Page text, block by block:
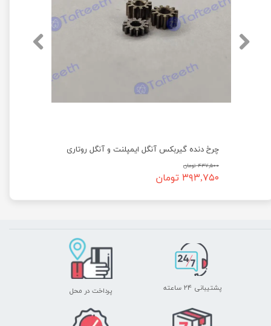
چرخ دنده گیربکس آنگل ایمپلنت و آنگل روتاری
۴۳۷,۵۰۰ تومان
۳۹۳,۷۵۰ تومان
پشتیبانی ۲۴ ساعته پرداخت در محل